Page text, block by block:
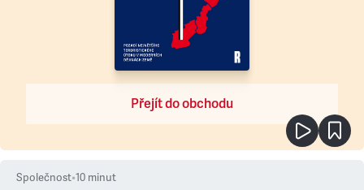
Přejít do obchodu
Společnost•10 minut